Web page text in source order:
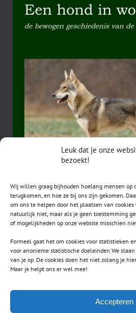
Leuk dat je onze
bezoekt!
Wij willen graag bijhouden hoelang mensen op
terugkomen, en hoe ze bij ons zijn gekomen.
om ons te helpen door het plaatsen van
natuurlijk niet, maar als je geen toestemming
of mogelijkheden op onze website misschien
Formeel gaat het om cookies voor statistieken
voor anonieme statistische doeleinden.We
van je op. De cookies doen het niet zolang je
Maar je helpt ons er wel mee!
Accepteren
CONTACT
secretaris.avls@gmail.com